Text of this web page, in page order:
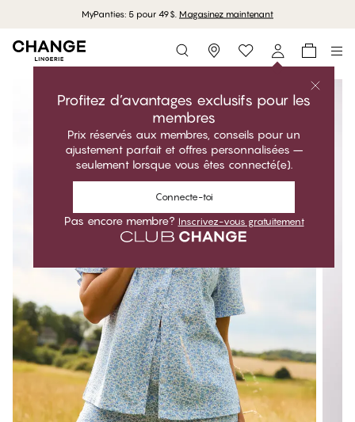
MyPanties: 5 pour 49$. Magasinez maintenant
Storefinder
Profitez d’avantages exclusifs pour les
membres
Prix réservés aux membres, conseils pour un
ajustement parfait et offres personnalisées –
seulement lorsque vous êtes connecté(e).
Connecte-toi
Pas encore membre? Inscrivez-vous gratuitement